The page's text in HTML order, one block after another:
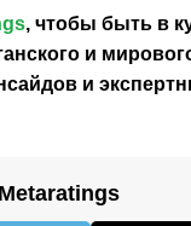
, чтобы быть в
и
и